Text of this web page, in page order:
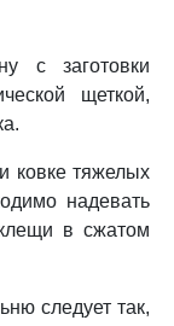
с заготовки
щеткой,
ковке тяжелых
надевать
в сжатом
следует так,